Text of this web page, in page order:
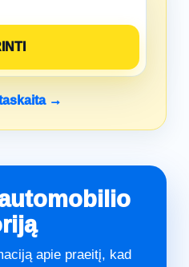
→
apie praeitį, kad